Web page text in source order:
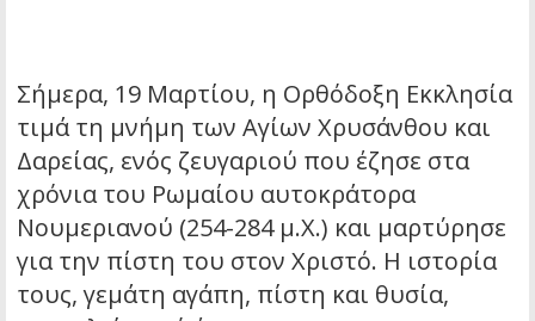
Σήμερα, 19 Μαρτίου, η Ορθόδοξη Εκκλησία
τιμά τη μνήμη των Αγίων Χρυσάνθου και
Δαρείας, ενός ζευγαριού που έζησε στα
χρόνια του Ρωμαίου αυτοκράτορα
Νουμεριανού (254-284 μ.Χ.) και μαρτύρησε
για την πίστη του στον Χριστό. Η ιστορία
τους, γεμάτη αγάπη, πίστη και θυσία,